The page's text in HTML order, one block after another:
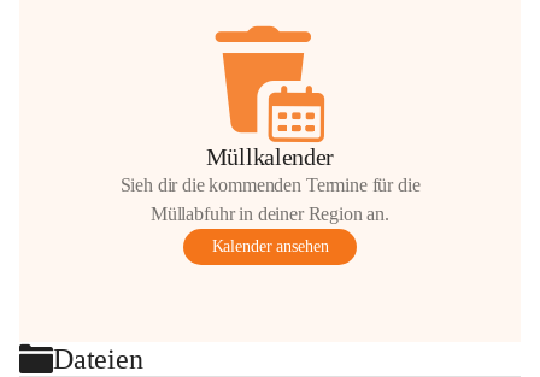
Müllkalender
Sieh dir die kommenden Termine für die
Müllabfuhr in deiner Region an.
Kalender ansehen
Dateien